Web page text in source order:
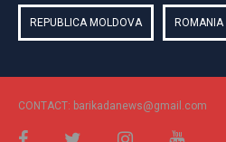
REPUBLICA MOLDOVA ROMANIA
CONTACT: barikadanews@gmail.com